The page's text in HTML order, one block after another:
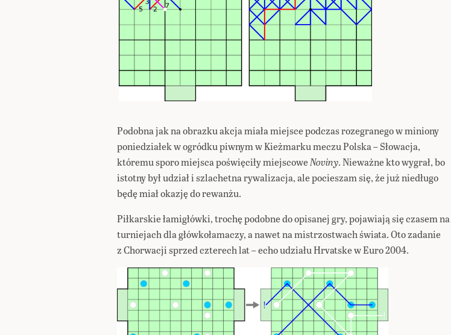
Podobna jak na obrazku akcja miała miejsce podczas rozegranego w miniony
poniedziałek w ogródku piwnym w Kieżmarku meczu Polska – Słowacja,
któremu sporo miejsca poświęciły miejscoweNoviny. Nieważne kto wygrał, bo
istotny był udział i szlachetna rywalizacja, ale pocieszam się, że już niedługo
będę miał okazję do rewanżu.
Piłkarskie łamigłówki, trochę podobne do opisanej gry, pojawiają się czasem na
turniejach dla główkołamaczy, a nawet na mistrzostwach świata. Oto zadanie
z Chorwacji sprzed czterech lat – echo udziału Hrvatske w Euro 2004.